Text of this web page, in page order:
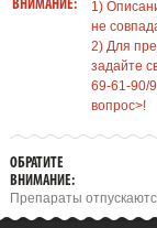
ВНИМАНИЕ:
1)
не
2) Для
задайте
69-61-90/
вопрос>!
ОБРАТИТЕ
ВНИМАНИЕ:
Препараты